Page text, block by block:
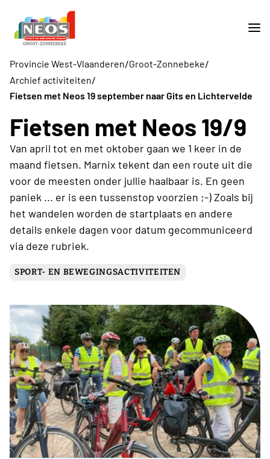
Provincie West-Vlaanderen/Groot-Zonnebeke/
Archief activiteiten/
Fietsen met Neos 19 september naar Gits en Lichtervelde
Fietsen met Neos 19/9
Van april tot en met oktober gaan we 1 keer in de
maand fietsen. Marnix tekent dan een route uit die
voor de meesten onder jullie haalbaar is. En geen
paniek ... er is een tussenstop voorzien ;-) Zoals bij
het wandelen worden de startplaats en andere
details enkele dagen voor datum gecommuniceerd
via deze rubriek.
SPORT- EN BEWEGINGSACTIVITEITEN